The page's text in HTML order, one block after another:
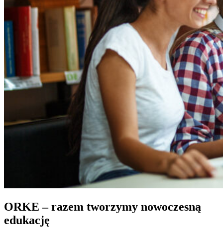
ORKE – razem tworzymy nowoczesną
edukację